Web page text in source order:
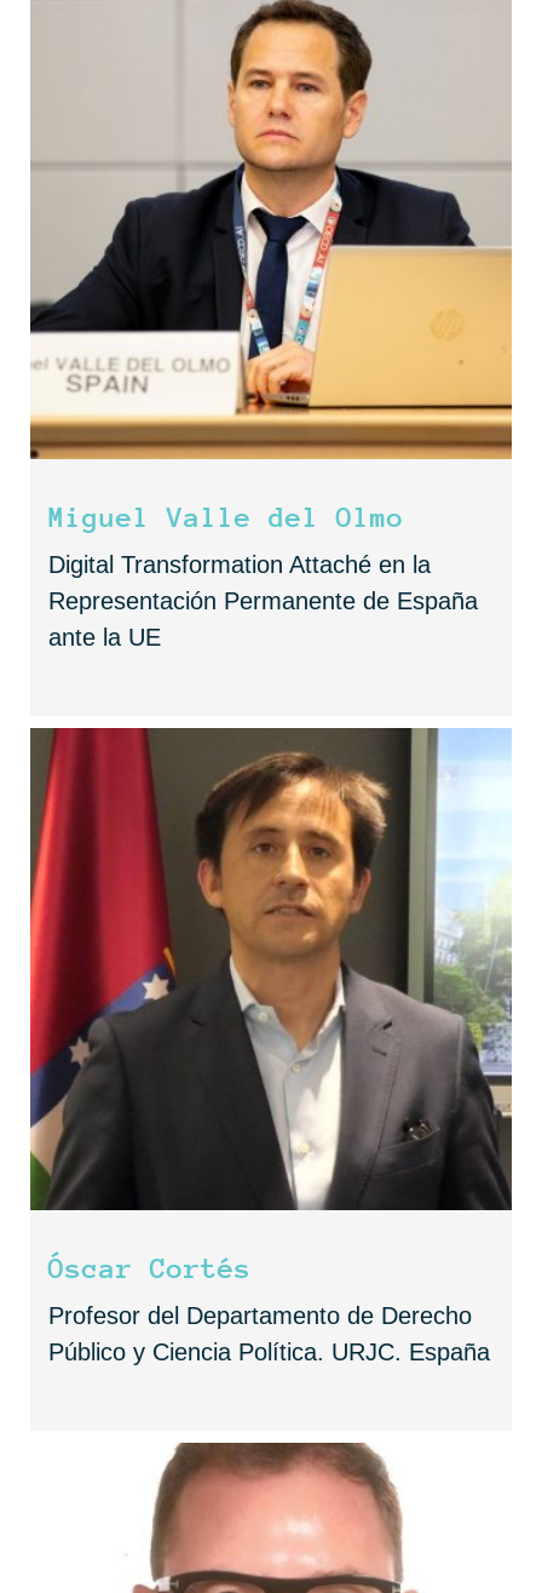
Miguel Valle del Olmo
Digital Transformation Attaché en la
Representación Permanente de España
ante la UE
Óscar Cortés
Profesor del Departamento de Derecho
Público y Ciencia Política. URJC. España